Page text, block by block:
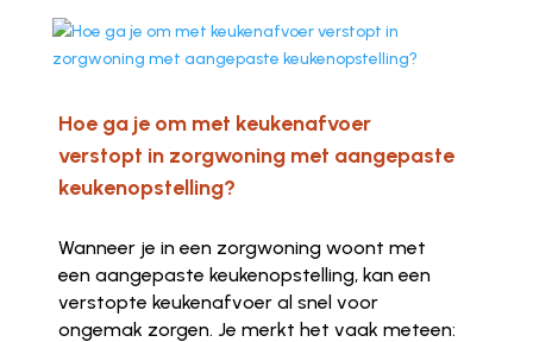
Hoe ga je om met keukenafvoer
verstopt in zorgwoning met aangepaste
keukenopstelling?
Wanneer je in een zorgwoning woont met
een aangepaste keukenopstelling, kan een
verstopte keukenafvoer al snel voor
ongemak zorgen. Je merkt het vaak meteen: